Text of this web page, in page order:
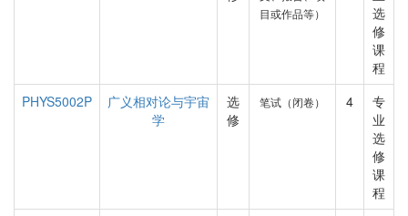
目或作品等）
选
修
课
程
PHYS5002P
广义相对论与宇宙
学
选
修
笔试（闭卷） 4
专
业
选
修
课
程